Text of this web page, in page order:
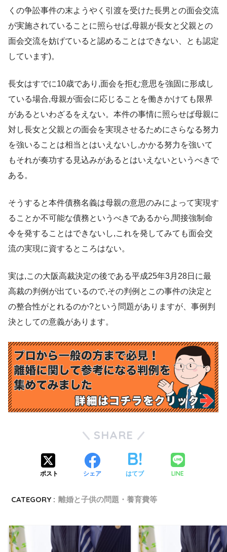
くの争訟事件の末ようやく引渡を受けた長男との面会交流
が実施されていることに照らせば,母親が長女と父親との
面会交流を妨げていると認めることはできない、とも認定
しています)。
長女はすでに10歳であり,面会を拒む意思を強固に形成し
ている場合,母親が面会に応じることを働きかけても限界
があるといわざるをえない。本件の事情に照らせば母親に
対し長女と父親との面会を実現させるためにさらなる努力
を強いることは相当とはいえないし,かかる努力を強いて
もそれが奏功する見込みがあるとはいえないというべきで
ある。
そうすると本件債務名義は母親の意思のみによって実現す
ることか不可能な債務というべきであるから,間接強制命
令を発することはできないし,これを発してみても面会交
流の実現に資するところはない。
実は,この大阪高裁決定の後である平成25年3月28日に最
高裁の判例が出ているので,その判例とこの事件の決定と
の整合性がとれるのか?という問題がありますが、事例判
決としての意義があります。
SHARE
ポスト シェア はてブ LINE
CATEGORY : 離婚と子供の問題・養育費等